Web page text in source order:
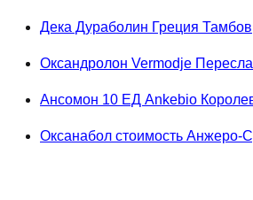
Дека Дураболин Греция Тамбов
Оксандролон Vermodje
Ансомон 10 ЕД Ankebio
Оксанабол стоимость Анжеро-